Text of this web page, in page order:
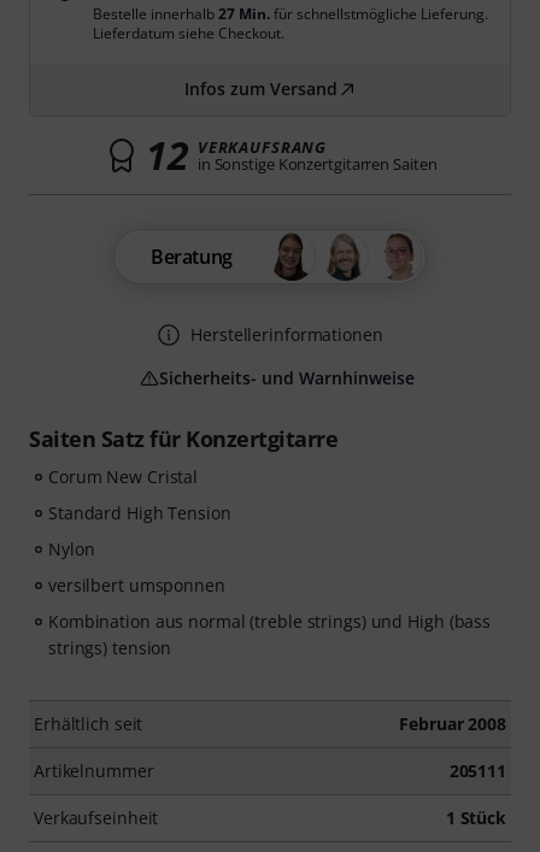
Saiten Satz für Konzertgitarre
Corum New Cristal
Standard High Tension
Nylon
versilbert umsponnen
Kombination aus normal (treble strings) und High (bass
strings) tension
Erhältlich seit Februar 2008
Artikelnummer 205111
Verkaufseinheit 1 Stück
Bestelle innerhalb27 Min.für schnellstmögliche Lieferung.
Lieferdatum siehe Checkout.
Infos zum Versand
12 VERKAUFSRANG
in Sonstige Konzertgitarren Saiten
Beratung
Herstellerinformationen
Sicherheits- und Warnhinweise